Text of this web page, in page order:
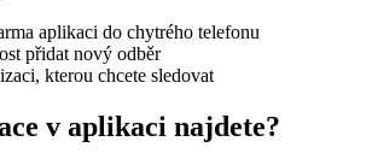
aplikaci do chytrého telefonu
přidat nový odběr
kterou chcete sledovat
v aplikaci najdete?